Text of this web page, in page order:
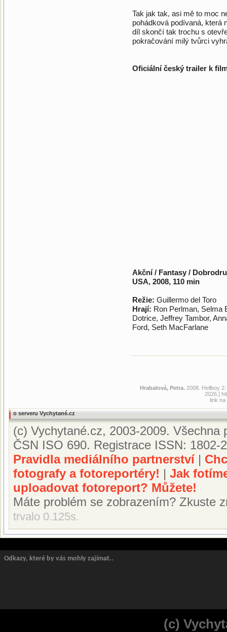
Tak jak tak, asi mě to moc
pohádková podívaná, která
díl skončí tak trochu s
pokračování milý tvůrci
Oficiální český trailer k
Akční / Fantasy /
USA, 2008, 110 min
Režie: Guillermo del Toro
Hrají: Ron Perlman, Selma
Dotrice, Jeffrey Tambor,
Ford, Seth MacFarlane
Hrabalová, Petra. 2008. Hellboy
2026.]
link
o serveru Vychytané.cz
(c) Vychytané.cz, 2003-2009.
ČSN ISO 690. Registrace ISSN: 1802-
Pravidla mediálního partnerství|
fotografy a fotoreportéry! | Jak
uploadovat fotoreport? Můžete!
Máte problém se zobrazením? Zkuste
trvalo 0.125s.
Odkazy, které by vás mohly zajímat..
(c)